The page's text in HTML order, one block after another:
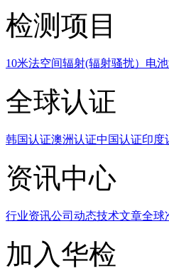
检测项目
10米法空间辐射(辐射骚扰） 电池
全球认证
韩国认证澳洲认证中国认证印度
资讯中心
行业资讯公司动态技术文章全球
加入华检